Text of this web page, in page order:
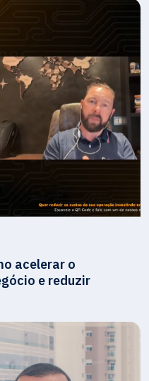
acelerar o
e reduzir